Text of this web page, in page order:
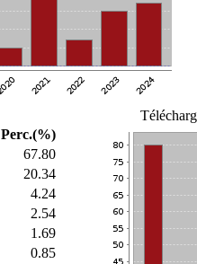
Perc.(%)
67.80
20.34
4.24
2.54
1.69
0.85